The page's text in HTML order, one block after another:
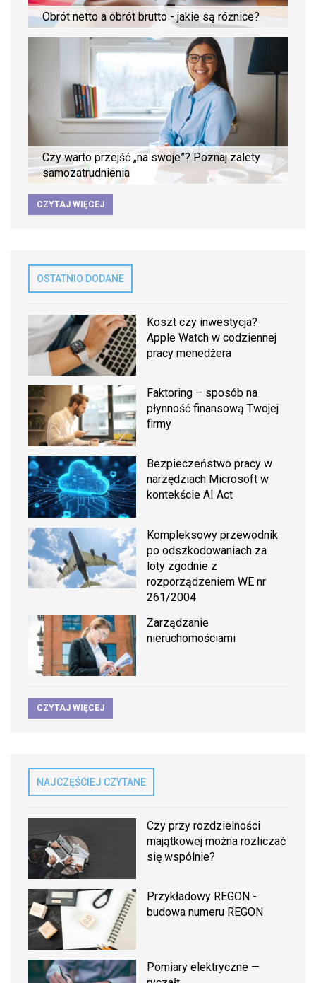
Obrót netto a obrót brutto - jakie są różnice?
Czy warto przejść „na swoje”? Poznaj zalety
samozatrudnienia
CZYTAJ WIĘCEJ
OSTATNIO DODANE
Koszt czy inwestycja?
Apple Watch w codziennej
pracy menedżera
Faktoring – sposób na
płynność finansową Twojej
firmy
Bezpieczeństwo pracy w
narzędziach Microsoft w
kontekście AI Act
Kompleksowy przewodnik
po odszkodowaniach za
loty zgodnie z
rozporządzeniem WE nr
261/2004
Zarządzanie
nieruchomościami
CZYTAJ WIĘCEJ
NAJCZĘŚCIEJ CZYTANE
Czy przy rozdzielności
majątkowej można rozliczać
się wspólnie?
Przykładowy REGON -
budowa numeru REGON
Pomiary elektryczne —